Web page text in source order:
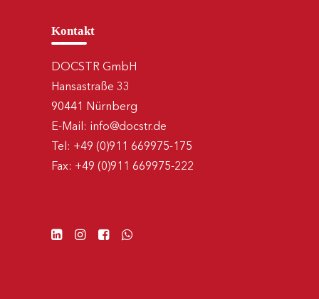
Kontakt
DOCSTR GmbH
Hansastraße 33
90441 Nürnberg
E-Mail: info@docstr.de
Tel: +49 (0)911 669975-175
Fax: +49 (0)911 669975-222